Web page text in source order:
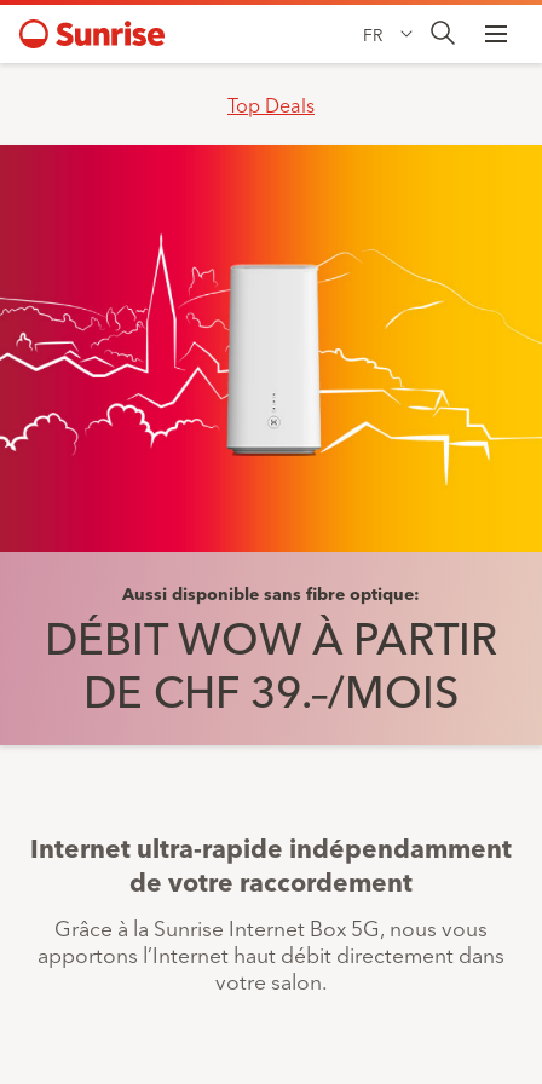
FR
Top Deals
Aussi disponible sans fibre optique:
DÉBIT WOW À PARTIR
DE CHF 39.–/MOIS
Internet ultra-rapide indépendamment
de votre raccordement
Grâce à la Sunrise Internet Box 5G, nous vous
apportons l’Internet haut débit directement dans
votre salon.